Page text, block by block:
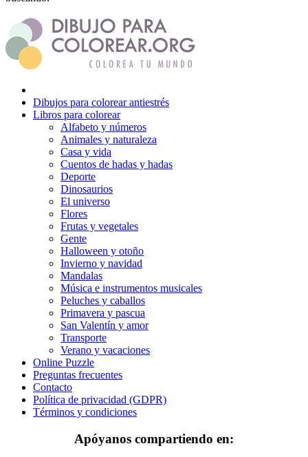
Dinosaurios
El universo
Flores
Gente
Halloween y otoño
Invierno y navidad
Música e instrumentos musicales
Peluches y caballos
Primavera y pascua
San Valentín y amor
Verano y vacaciones
Libros para colorear para niños
Nezaradené
Sin categorizar
Dibujos para colorear antiestrés
Libros para colorear
Alfabeto y números
Animales y naturaleza
Casa y vida
Cuentos de hadas y hadas
Deporte
Dinosaurios
El universo
Flores
Frutas y vegetales
Gente
Halloween y otoño
Invierno y navidad
Mandalas
Música e instrumentos musicales
Peluches y caballos
Primavera y pascua
San Valentín y amor
Transporte
Verano y vacaciones
Online Puzzle
Preguntas frecuentes
Contacto
Política de privacidad (GDPR)
Términos y condiciones
Apóyanos compartiendo en: